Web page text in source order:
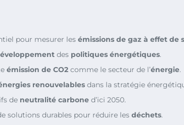
pour mesurer les émissions de gaz à effet de
des politiques énergétiques.
émission de CO2 comme le secteur de l’énergie.
renouvelables dans la stratégie
de neutralité carbone d’ici 2050.
solutions durables pour réduire les déchets.